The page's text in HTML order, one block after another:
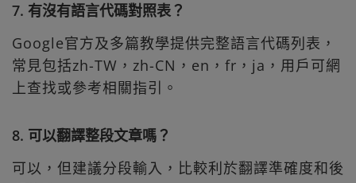
7. 有沒有語言代碼對照表？
Google官方及多篇教學提供完整語言代碼列表，
常見包括zh-TW，zh-CN，en，fr，ja，用戶可網
上查找或參考相關指引。
8. 可以翻譯整段文章嗎？
可以，但建議分段輸入，比較利於翻譯準確度和後